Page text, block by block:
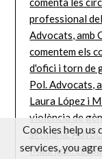
Cookies help us
services, you